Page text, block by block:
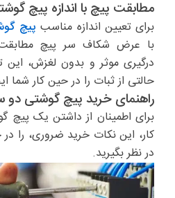
مطابقت پیچ با اندازه پیچ
برای تعیین اندازه مناسب پیچ
با عرض شکاف سر پیچ مطابقت
درگیری موثر و بدون لغزش،
حالتی از ثبات را در حین کار شما
راهنمای خرید پیچ گوشتی دو
برای اطمینان از داشتن یک
کار، این نکات خرید ضروری، را
در نظر بگیرید.